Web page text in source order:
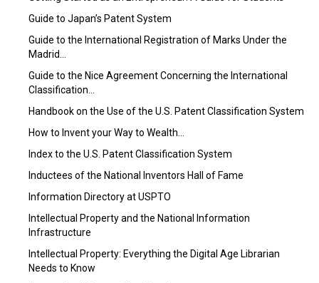
Guide to Japan’s Patent System
Guide to the International Registration of Marks Under the
Madrid…
Guide to the Nice Agreement Concerning the International
Classification…
Handbook on the Use of the U.S. Patent Classification System
How to Invent your Way to Wealth…
Index to the U.S. Patent Classification System
Inductees of the National Inventors Hall of Fame
Information Directory at USPTO
Intellectual Property and the National Information
Infrastructure
Intellectual Property: Everything the Digital Age Librarian
Needs to Know